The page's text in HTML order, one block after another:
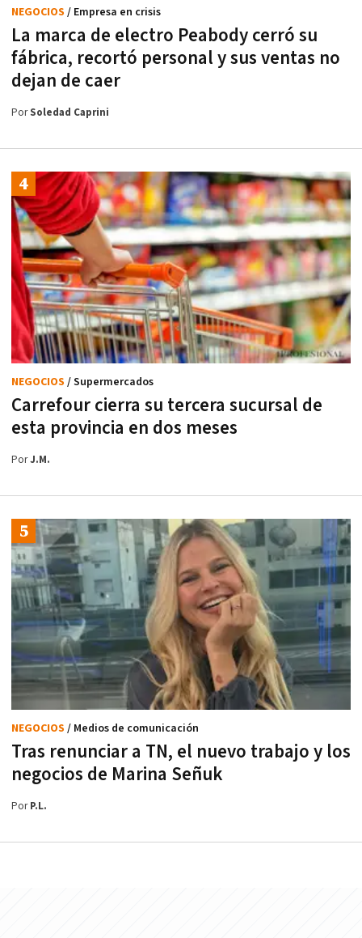
La marca de electro Peabody cerró su
fábrica, recortó personal y sus ventas no
dejan de caer
NEGOCIOS / Empresa en crisis
PorSoledad Caprini
Carrefour cierra su tercera sucursal de
esta provincia en dos meses
NEGOCIOS / Supermercados
PorJ.M.
Tras renunciar a TN, el nuevo trabajo y los
negocios de Marina Señuk
NEGOCIOS / Medios de comunicación
PorP.L.